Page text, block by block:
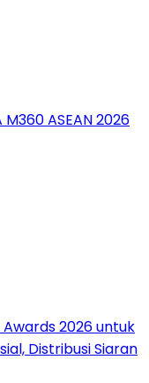
ASEAN 2026
2026 untuk
Distribusi Siaran